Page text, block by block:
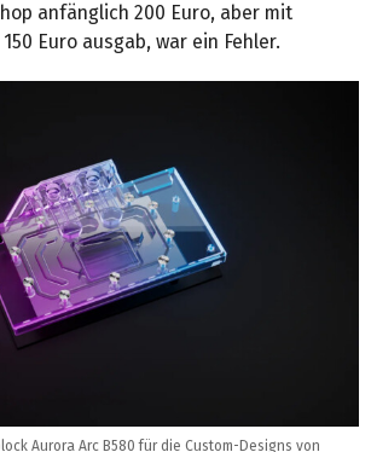
anfänglich 200 Euro, aber mit
Euro ausgab, war ein Fehler.
Aurora Arc B580 für die Custom-Designs von